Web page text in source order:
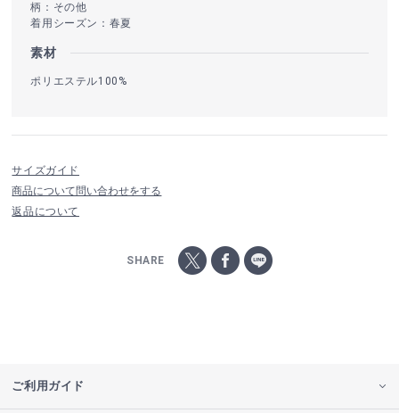
柄：その他
着用シーズン：春夏
素材
ポリエステル100%
サイズガイド
商品について問い合わせをする
返品について
SHARE
ご利用ガイド